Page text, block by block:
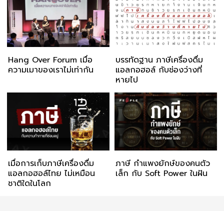
Hang Over Forum เมื่อ
ความเมาของเราไม่เท่ากัน
บรรทัดฐาน ภาษีเครื่องดื่ม
แอลกอฮอล์ กับช่องว่างที่
หายไป
เมื่อการเก็บภาษีเครื่องดื่ม
แอลกอฮอล์ไทย ไม่เหมือน
ชาติใดในโลก
ภาษี กำแพงยักษ์ของคนตัว
เล็ก กับ Soft Power ในฝัน